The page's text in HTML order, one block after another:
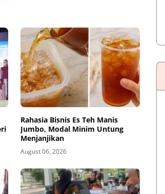
Rahasia Bisnis Es Teh Manis
Jumbo, Modal Minim Untung
Menjanjikan
August 06, 2026